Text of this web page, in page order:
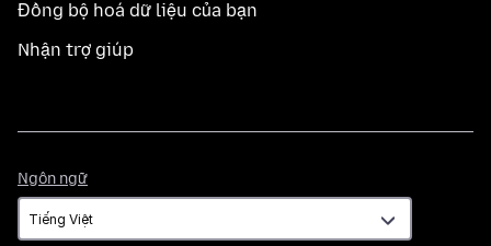
Đồng bộ hoá dữ liệu của bạn
Nhận trợ giúp
Ngôn ngữ
ngữ